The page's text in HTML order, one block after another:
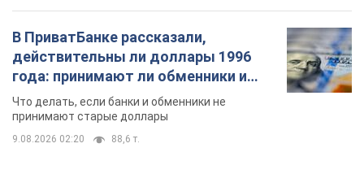
В ПриватБанке рассказали,
действительны ли доллары 1996
года: принимают ли обменники и
банки такие купюры
Что делать, если банки и обменники не
принимают старые доллары
9.08.2026 02:20 88,6 т.